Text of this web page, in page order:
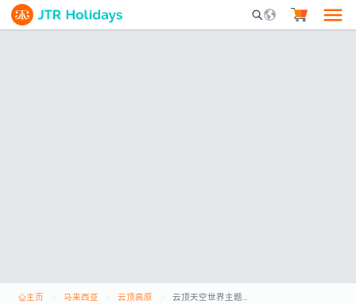
Mobile Search
主页 马来西亚 云顶高原 云顶天空世界主题乐园